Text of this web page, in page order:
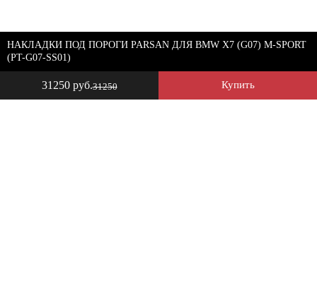
31250 руб.31250 Купить
НАКЛАДКИ ПОД ПОРОГИ PARSAN ДЛЯ BMW X7 (G07) M-SPORT
(PT-G07-SS01)